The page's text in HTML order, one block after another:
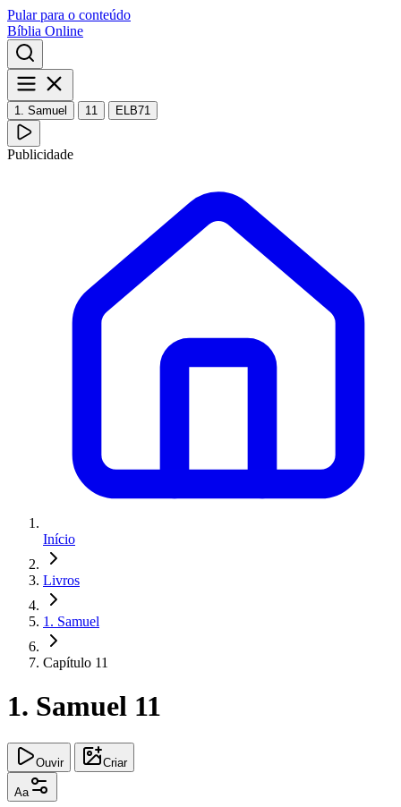
Pular para o conteúdo
Bíblia Online
1. Samuel 11 ELB71
Publicidade
Início
Livros
1. Samuel
Capítulo 11
1. Samuel 11
Ouvir Criar
Aa